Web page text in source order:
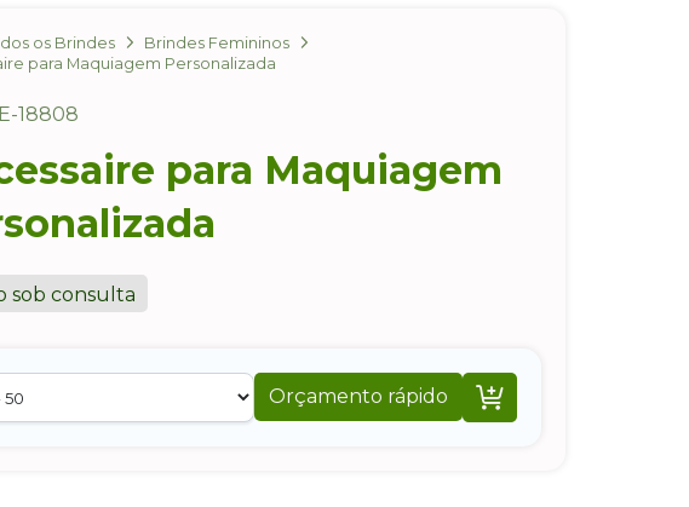
os Brindes
Brindes Femininos
para Maquiagem Personalizada
18808
para Maquiagem
sob consulta
Orçamento rápido 